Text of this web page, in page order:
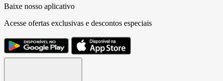
Baixe nosso aplicativo
Acesse ofertas exclusivas e descontos especiais